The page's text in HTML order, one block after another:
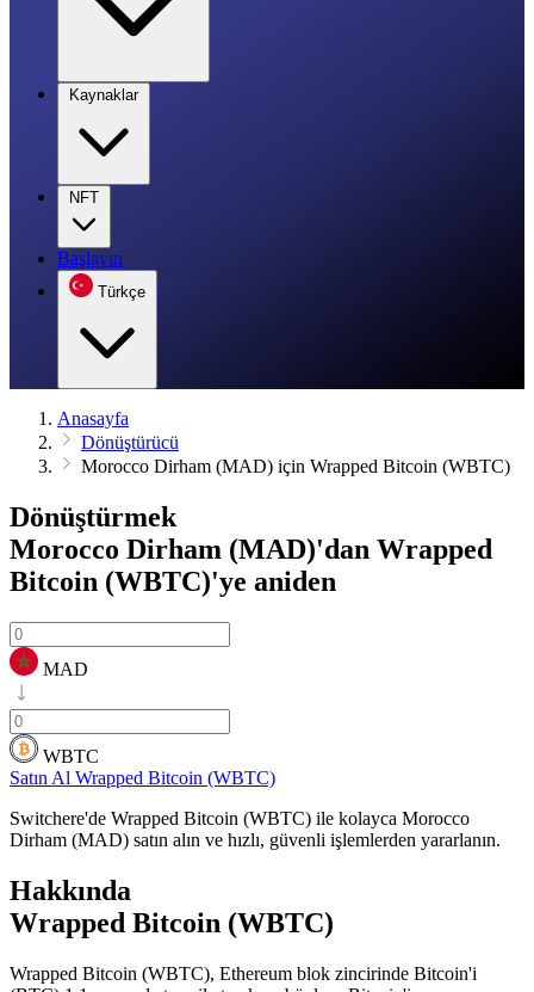
Kaynaklar
NFT
Başlayın
Türkçe
Anasayfa
Dönüştürücü
Morocco Dirham (MAD) için Wrapped Bitcoin (WBTC)
Dönüştürmek
Morocco Dirham (MAD)'dan Wrapped
Bitcoin (WBTC)'ye aniden
MAD
WBTC
Satın Al Wrapped Bitcoin (WBTC)
Switchere'de Wrapped Bitcoin (WBTC) ile kolayca Morocco
Dirham (MAD) satın alın ve hızlı, güvenli işlemlerden yararlanın.
Hakkında
Wrapped Bitcoin (WBTC)
Wrapped Bitcoin (WBTC), Ethereum blok zincirinde Bitcoin'i